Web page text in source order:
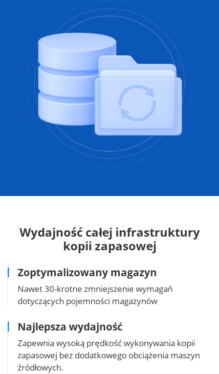
Wydajność całej infrastruktury
kopii zapasowej
Zoptymalizowany magazyn
Nawet 30-krotne zmniejszenie wymagań
dotyczących pojemności magazynów
Najlepsza wydajność
Zapewnia wysoką prędkość wykonywania kopii
zapasowej bez dodatkowego obciążenia maszyn
źródłowych.